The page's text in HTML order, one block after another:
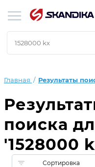
Главная Результаты
поиска
'1528000
Сортировка